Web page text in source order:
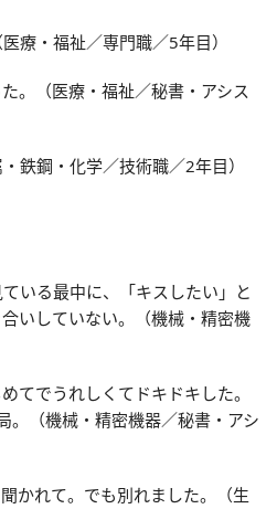
療・福祉／専門職／5年目）
。（医療・福祉／秘書・アシス
鉄鋼・化学／技術職／2年目）
いる最中に、「キスしたい」と
いしていない。（機械・精密機
てでうれしくてドキドキした。
。（機械・精密機器／秘書・アシ
かれて。でも別れました。（生